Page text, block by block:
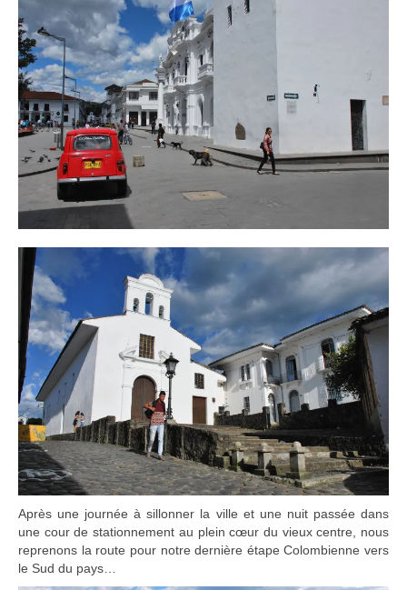
Après une journée à sillonner la ville et une nuit passée dans
une cour de stationnement au plein cœur du vieux centre, nous
reprenons la route pour notre dernière étape Colombienne vers
le Sud du pays…